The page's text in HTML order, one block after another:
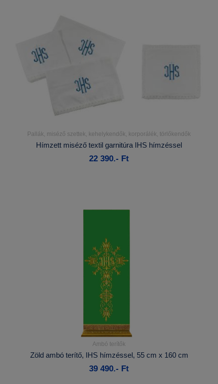
Részletek...
Kosárba
Pallák, miséző szettek, kehelykendők, korporálék, törlőkendők
Hímzett miséző textil garnitúra IHS hímzéssel
22 390.- Ft
Kosárba
Ambó terítők
Zöld ambó terítő, IHS hímzéssel, 55 cm x 160 cm
39 490.- Ft